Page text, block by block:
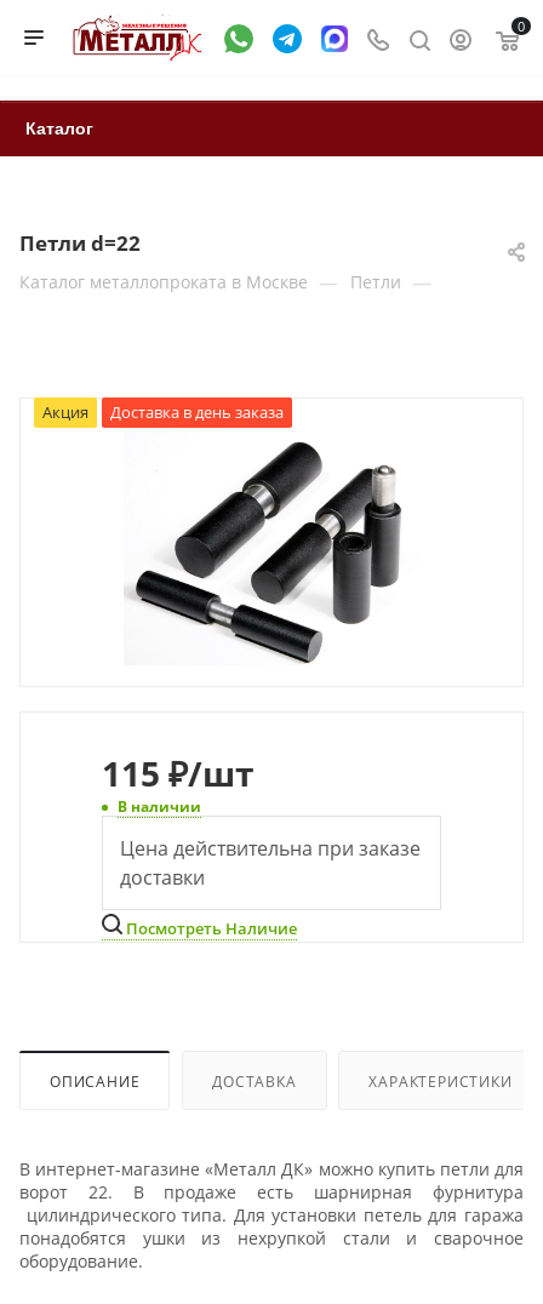
0
Каталог
Петли d=22
Каталог металлопроката в Москве — Петли —
Акция Доставка в день заказа
115 ₽/шт
В наличии
Цена действительна при заказе
доставки
Посмотреть Наличие
ОПИСАНИЕ ДОСТАВКА ХАРАКТЕРИСТИКИ
В интернет-магазине «‎Металл ДК» можно купить петли для
ворот 22. В продаже есть шарнирная фурнитура
цилиндрического типа. Для установки петель для гаража
понадобятся ушки из нехрупкой стали и сварочное
оборудование.